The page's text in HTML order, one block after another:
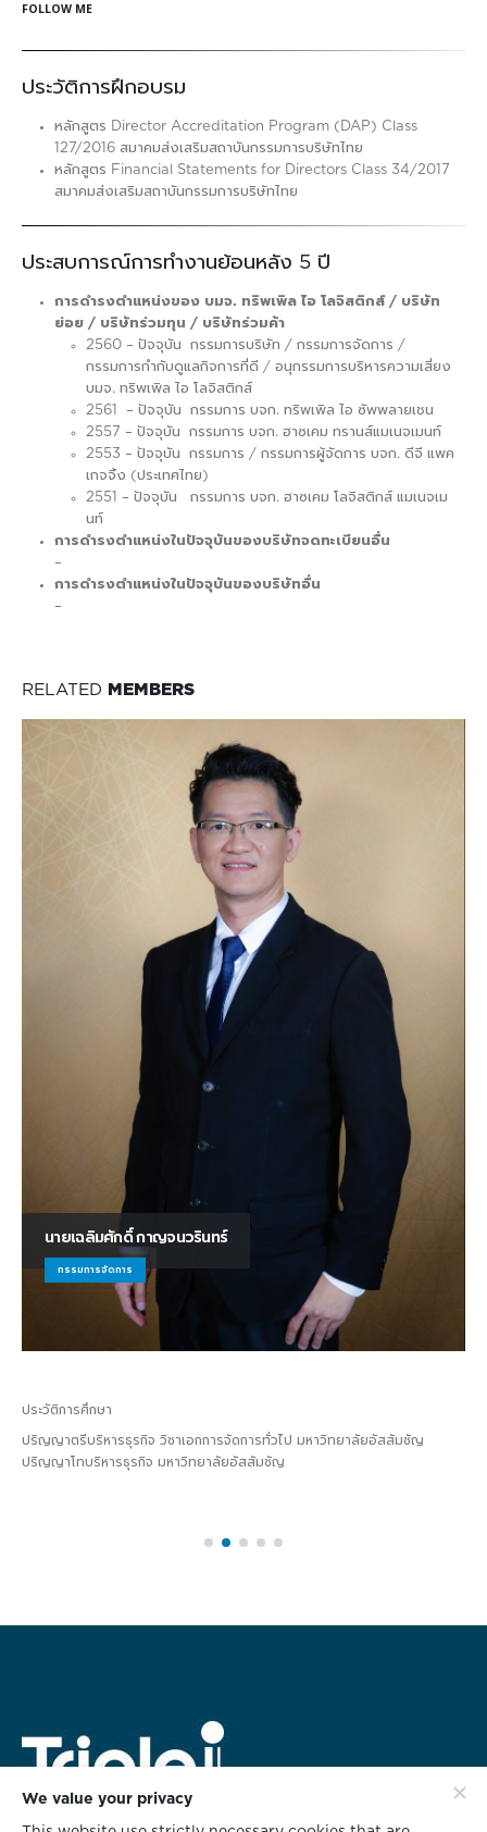
FOLLOW ME
ประวัติการฝึกอบรม
หลักสูตร Director Accreditation Program (DAP) Class
127/2016 สมาคมส่งเสริมสถาบันกรรมการบริษัทไทย
หลักสูตร Financial Statements for Directors Class 34/2017
สมาคมส่งเสริมสถาบันกรรมการบริษัทไทย
ประสบการณ์การทำงานย้อนหลัง 5 ปี
การดำรงตำแหน่งของ บมจ. ทริพเพิล ไอ โลจิสติกส์ / บริษัท
ย่อย / บริษัทร่วมทุน / บริษัทร่วมค้า
2560 – ปัจจุบัน กรรมการบริษัท / กรรมการจัดการ /
กรรมการกำกับดูแลกิจการที่ดี / อนุกรรมการบริหารความเสี่ยง
บมจ. ทริพเพิล ไอ โลจิสติกส์
2561 – ปัจจุบัน กรรมการ บจก. ทริพเพิล ไอ ซัพพลายเชน
2557 – ปัจจุบัน กรรมการ บจก. ฮาซเคม ทรานส์แมเนจเมนท์
2553 – ปัจจุบัน กรรมการ / กรรมการผู้จัดการ บจก. ดีจี แพค
เกจจิ้ง (ประเทศไทย)
2551 – ปัจจุบัน กรรมการ บจก. ฮาซเคม โลจิสติกส์ แมเนจเม
นท์
การดำรงตำแหน่งในปัจจุบันของบริษัทจดทะเบียนอื่น
–
การดำรงตำแหน่งในปัจจุบันของบริษัทอื่น
–
RELATED MEMBERS
นายเฉลิมศักดิ์ กาญจนวรินทร์
กรรมการจัดการ
ประวัติการศึกษา
ปริญญาตรีบริหารธุรกิจ วิชาเอกการจัดการทั่วไป มหาวิทยาลัยอัสสัมชัญ
ปริญญาโทบริหารธุรกิจ มหาวิทยาลัยอัสสัมชัญ
We value your privacy